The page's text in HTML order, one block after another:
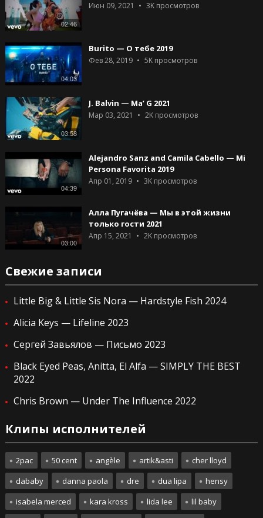
02:46
Июн 09, 2021 3Kпросмотров
04:03
Burito — О тебе 2019
Фев 28, 2019 5Kпросмотров
03:58
J. Balvin — Ma’ G 2021
Мар 03, 2021 2Kпросмотров
04:39
Alejandro Sanz and Camila Cabello — Mi
Persona Favorita 2019
Апр 01, 2019 3Kпросмотров
03:00
Алла Пугачёва — Мы в этой жизни
только гости 2021
Апр 15, 2021 2Kпросмотров
Свежие записи
Little Big & Little Sis Nora — Hardstyle Fish 2024
Alicia Keys — Lifeline 2023
Сергей Завьялов — Письмо 2023
Black Eyed Peas, Anitta, El Alfa — SIMPLY THE BEST
2022
Chris Brown — Under The Influence 2022
Клипы исполнителей
2pac 50 cent angèle artik&asti
cher lloyd
dababy
danna paola dre dua lipa
hensy
isabela merced
kara kross lida lee
lil baby